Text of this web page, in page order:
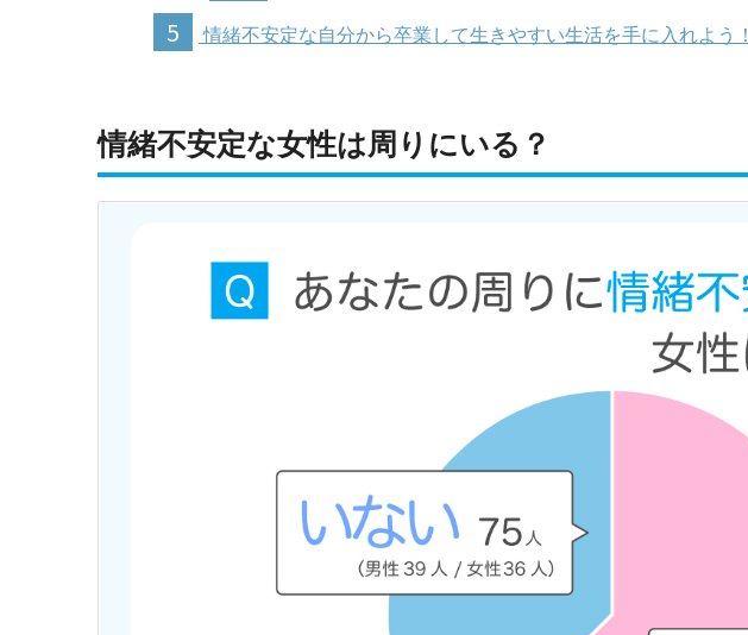
5 情緒不安定な自分から卒業して生きやすい生活を手に入れよう！
情緒不安定な女性は周りにいる？